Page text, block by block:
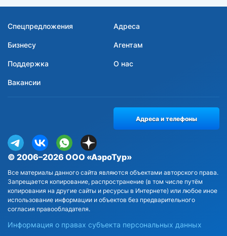
Спецпредложения Адреса
Бизнесу Агентам
Поддержка О нас
Вакансии
© 2006–2026 ООО «АэроТур»
Все материалы данного сайта являются объектами авторского права.
Запрещается копирование, распространение (в том числе путём
копирования на другие сайты и ресурсы в Интернете) или любое иное
использование информации и объектов без предварительного
согласия правообладателя.
Информация о правах субъекта персональных данных
Адреса и телефоны